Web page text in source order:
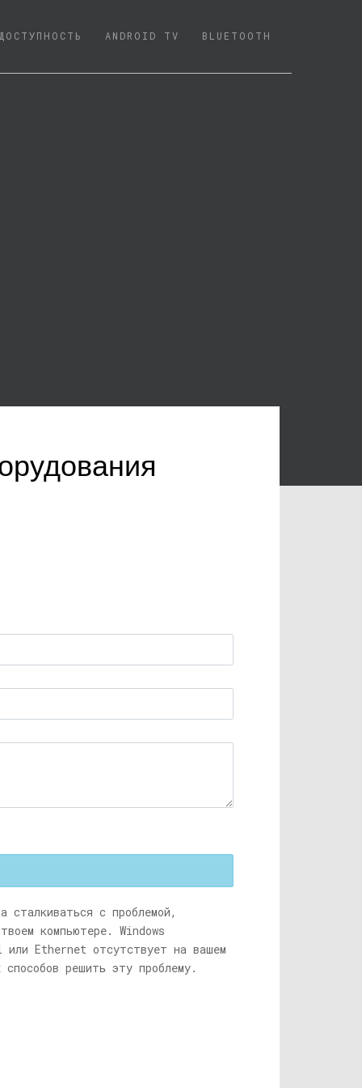
ДОСТУПНОСТЬ ANDROID TV BLUETOOTH
сталкиваться с проблемой,
компьютере. Windows
или Ethernet отсутствует на вашем
решить эту проблему.